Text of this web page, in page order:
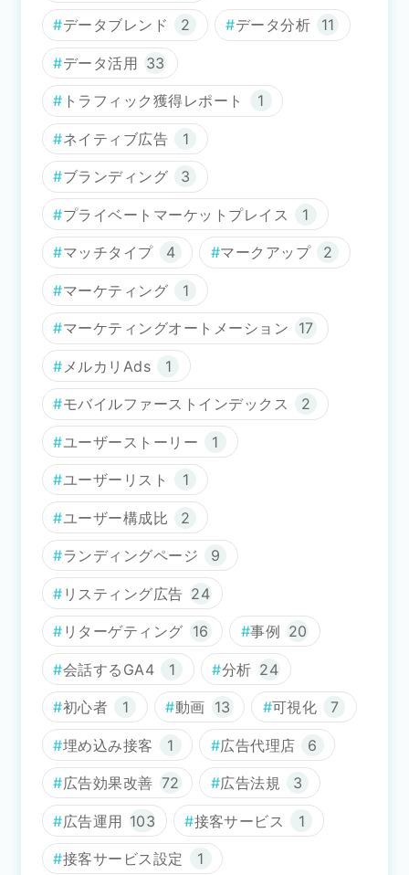
データブレンド 2 データ分析 11
データ活用 33
トラフィック獲得レポート 1
ネイティブ広告 1
ブランディング 3
プライベートマーケットプレイス 1
マッチタイプ 4 マークアップ 2
マーケティング 1
マーケティングオートメーション 17
メルカリAds 1
モバイルファーストインデックス 2
ユーザーストーリー 1
ユーザーリスト 1
ユーザー構成比 2
ランディングページ 9
リスティング広告 24
リターゲティング 16 事例 20
会話するGA4 1 分析 24
初心者 1 動画 13 可視化 7
埋め込み接客 1 広告代理店 6
広告効果改善 72 広告法規 3
広告運用 103 接客サービス 1
接客サービス設定 1